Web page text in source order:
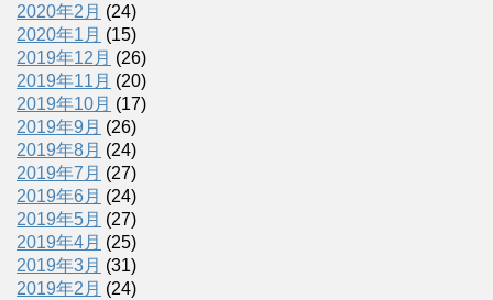
2020年2月 (24)
2020年1月 (15)
2019年12月 (26)
2019年11月 (20)
2019年10月 (17)
2019年9月 (26)
2019年8月 (24)
2019年7月 (27)
2019年6月 (24)
2019年5月 (27)
2019年4月 (25)
2019年3月 (31)
2019年2月 (24)